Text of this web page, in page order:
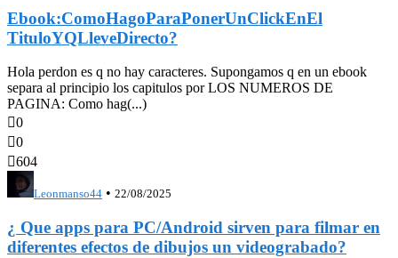
Ebook:ComoHagoParaPonerUnClickEnEl
TituloYQLleveDirecto?
Hola perdon es q no hay caracteres. Supongamos q en un ebook
separa al principio los capitulos por LOS NUMEROS DE
PAGINA: Como hag(...)
0
0
604
Leonmanso44 • 22/08/2025
¿ Que apps para PC/Android sirven para filmar en
diferentes efectos de dibujos un videograbado?